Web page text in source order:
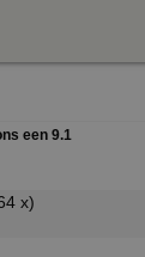
een 9.1
x)